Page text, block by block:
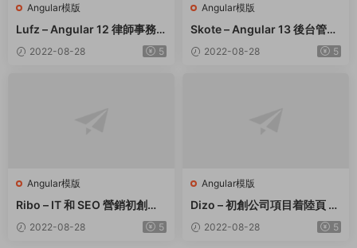
Angular模版
Lufz – Angular 12 律師事務
所律師網站模闆 – v1.2
2022-08-28 5
Angular模版
Skote – Angular 13 後台管理
模闆 + Sketch – v3.3.0
2022-08-28 5
Angular模版
Ribo – IT 和 SEO 營銷初創公
司 Angular 13 模闆
2022-08-28 5
Angular模版
Dizo – 初創公司項目着陸頁 A
ngular 13 模闆
2022-08-28 5